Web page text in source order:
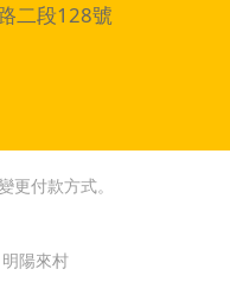
二段128號
更付款方式。
陽來村